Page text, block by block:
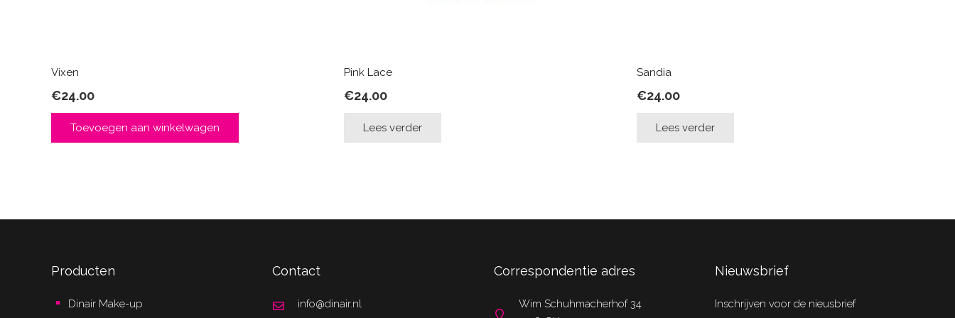
Vixen
€24.00
Toevoegen aan winkelwagen
Pink Lace
€24.00
Lees verder
Sandia
€24.00
Lees verder
Producten
Dinair Make-up
Contact
info@dinair.nl
Correspondentie adres
Wim Schuhmacherhof 34
Nieuwsbrief
Inschrijven voor de nieusbrief